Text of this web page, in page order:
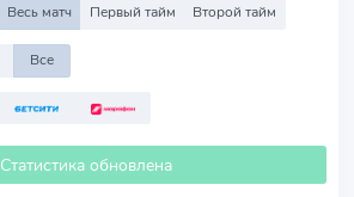
Весь матч Первый тайм Второй тайм
Все
Статистика обновлена